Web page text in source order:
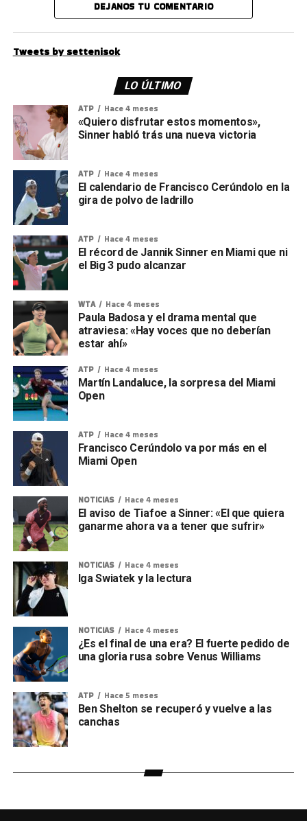
DEJANOS TU COMENTARIO
Tweets by settenisok
LO ÚLTIMO
ATP Hace 4 meses
«Quiero disfrutar estos momentos»,
Sinner habló trás una nueva victoria
ATP Hace 4 meses
El calendario de Francisco Cerúndolo en la
gira de polvo de ladrillo
ATP Hace 4 meses
El récord de Jannik Sinner en Miami que ni
el Big 3 pudo alcanzar
WTA Hace 4 meses
Paula Badosa y el drama mental que
atraviesa: «Hay voces que no deberían
estar ahí»
ATP Hace 4 meses
Martín Landaluce, la sorpresa del Miami
Open
ATP Hace 4 meses
Francisco Cerúndolo va por más en el
Miami Open
NOTICIAS Hace 4 meses
El aviso de Tiafoe a Sinner: «El que quiera
ganarme ahora va a tener que sufrir»
NOTICIAS Hace 4 meses
Iga Swiatek y la lectura
NOTICIAS Hace 4 meses
¿Es el final de una era? El fuerte pedido de
una gloria rusa sobre Venus Williams
ATP Hace 5 meses
Ben Shelton se recuperó y vuelve a las
canchas